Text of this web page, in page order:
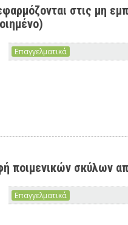
στις μη
Επαγγελματικά
ποιμενικών σκύλων
Επαγγελματικά